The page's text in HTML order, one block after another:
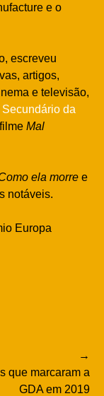
e o
escreveu
artigos,
e televisão,
da
Mal
ela morre e
notáveis.
Europa
que marcaram a
GDA em 2019